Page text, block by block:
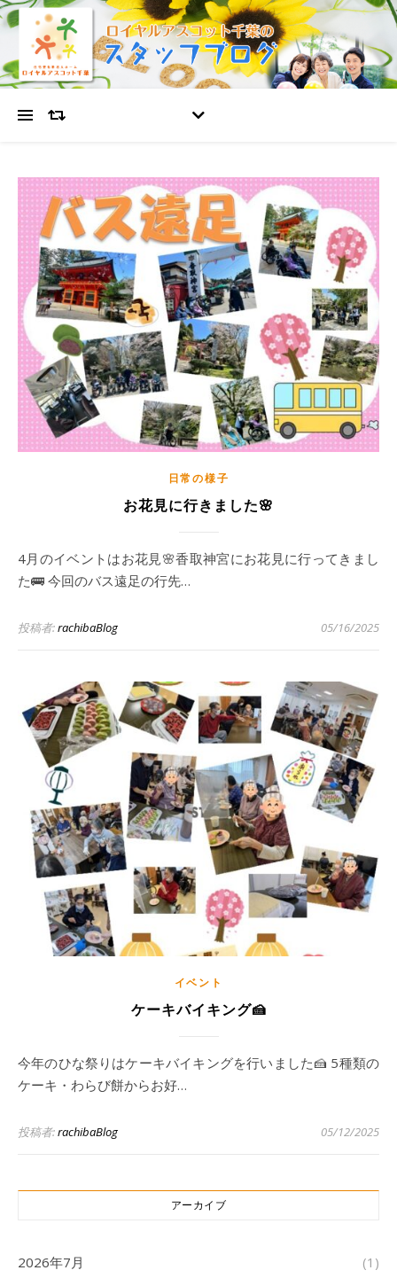
日常の様子
お花見に行きました🌸
4月のイベントはお花見🌸香取神宮にお花見に行ってきまし
た🚌 今回のバス遠足の行先…
投稿者:rachibaBlog 05/16/2025
イベント
ケーキバイキング🍰
今年のひな祭りはケーキバイキングを行いました🍰 5種類の
ケーキ・わらび餅からお好…
投稿者:rachibaBlog 05/12/2025
アーカイブ
2026年7月 (1)